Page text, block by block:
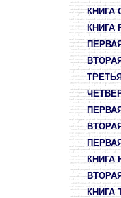
КНИГА
КНИГА
КНИГА
КНИГА